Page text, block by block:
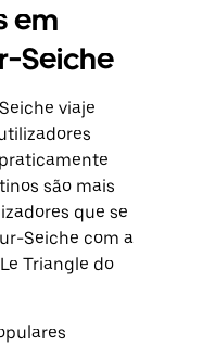
em
Seiche
viaje
são mais
que se
Seiche com a
Triangle do